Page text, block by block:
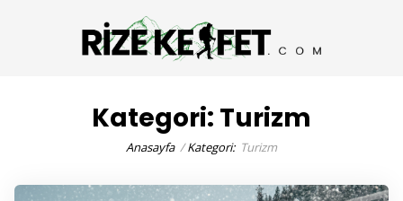
Kategori: Turizm
Anasayfa Kategori: Turizm